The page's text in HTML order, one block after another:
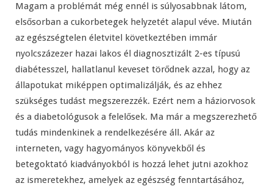
Magam a problémát még ennél is súlyosabbnak látom,
elsősorban a cukorbetegek helyzetét alapul véve. Miután
az egészségtelen életvitel következtében immár
nyolcszázezer hazai lakos él diagnosztizált 2-es típusú
diabétesszel, hallatlanul keveset törődnek azzal, hogy az
állapotukat miképpen optimalizálják, és az ehhez
szükséges tudást megszerezzék. Ezért nem a háziorvosok
és a diabetológusok a felelősek. Ma már a megszerezhető
tudás mindenkinek a rendelkezésére áll. Akár az
interneten, vagy hagyományos könyvekből és
betegoktató kiadványokból is hozzá lehet jutni azokhoz
az ismeretekhez, amelyek az egészség fenntartásához,